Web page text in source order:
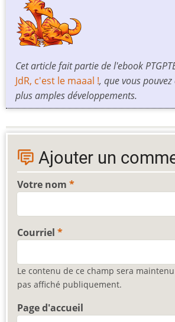
Cet article fait partie de l'ebook
JdR, c'est le maaal !, que vous
plus amples développements.
Ajouter un
Votre nom
Courriel
Le contenu de ce champ sera
pas affiché publiquement.
Page d'accueil